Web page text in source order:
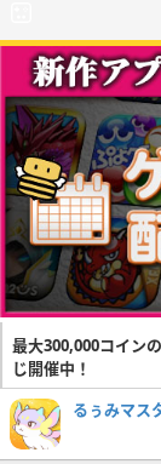
最大300,000コイン
じ開催中！
るぅみマス